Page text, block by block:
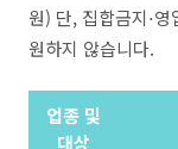
원) 단, 집합금지⋅
원하지 않습니다.
업종 및
대상